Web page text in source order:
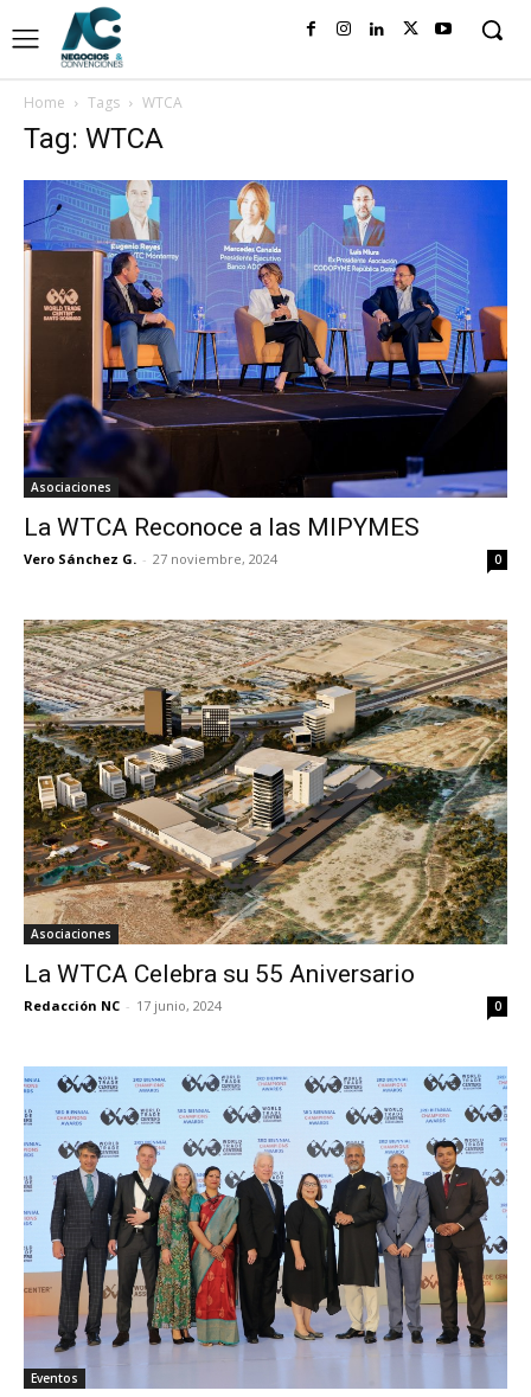
Home Tags WTCA
Tag: WTCA
Asociaciones
La WTCA Reconoce a las MIPYMES
Vero Sánchez G. - 27 noviembre, 2024 0
Asociaciones
La WTCA Celebra su 55 Aniversario
Redacción NC - 17 junio, 2024 0
Eventos